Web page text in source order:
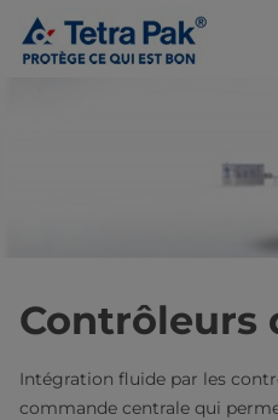
Contrôleurs
Intégration fluide par les
commande centrale qui